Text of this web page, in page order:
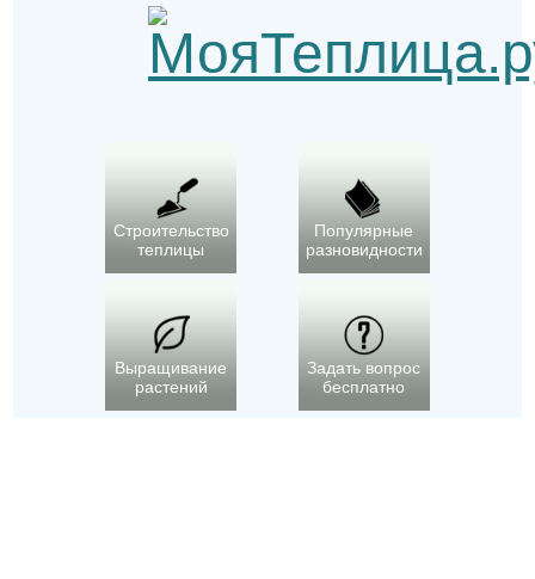
Строительство
теплицы
Популярные
разновидности
Выращивание
растений
Задать вопрос
бесплатно